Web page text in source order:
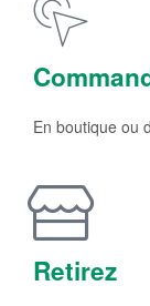
En boutique ou
Retirez